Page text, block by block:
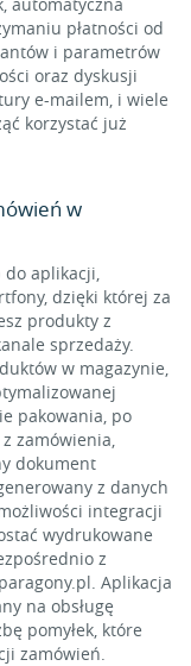
płatności od
i parametrów
oraz dyskusji
e-mailem, i wiele
korzystać już
w
do aplikacji,
dzięki której za
produkty z
sprzedaży.
w magazynie,
pakowania, po
zamówienia,
dokument
z danych
integracji
wydrukowane
z
Aplikacja
na obsługę
pomyłek, które
zamówień.